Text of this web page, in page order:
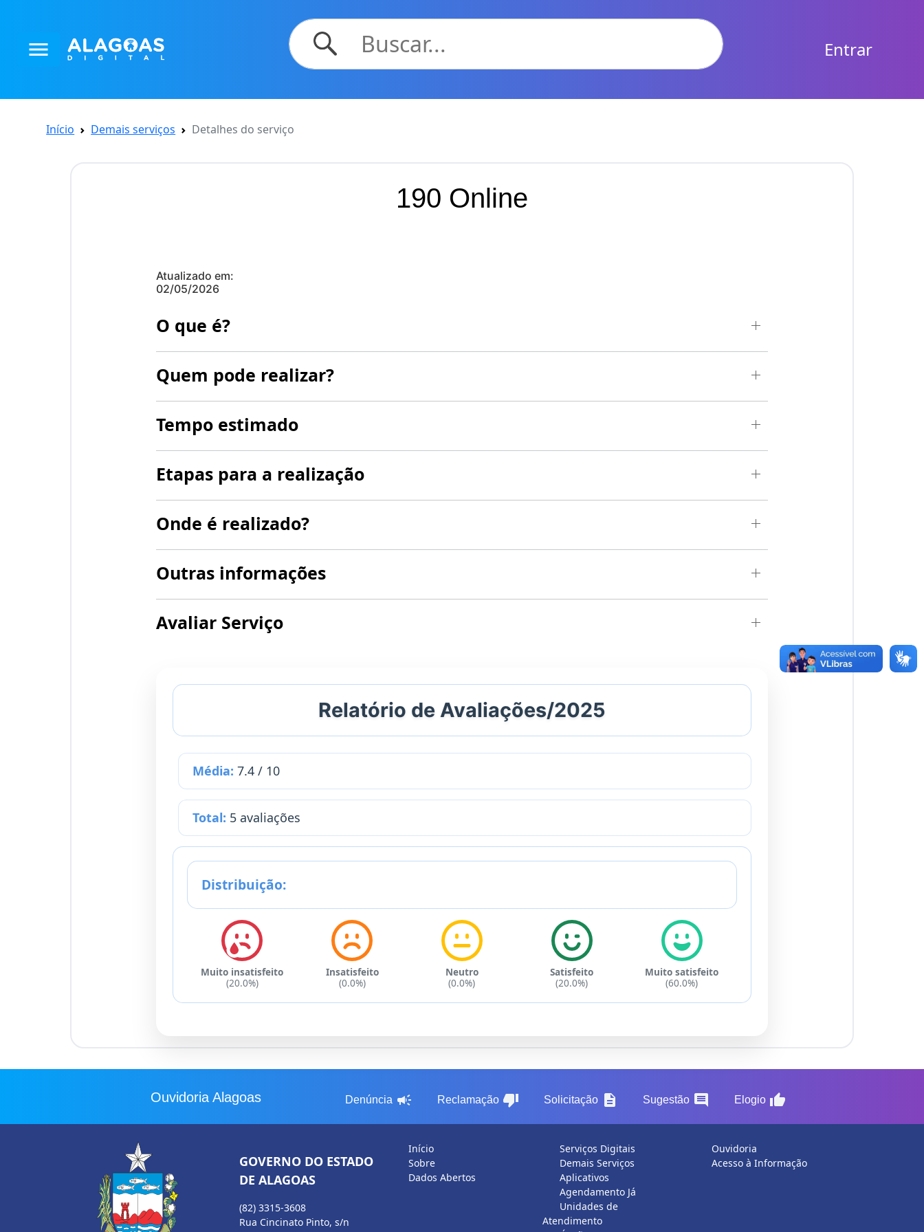
menu Entrar
Início Demais serviços Detalhes do serviço
190 Online
Atualizado em:
02/05/2026
O que é?
Quem pode realizar?
Tempo estimado
Etapas para a realização
Onde é realizado?
Outras informações
Avaliar Serviço
Relatório de Avaliações/2025
Média: 7.4 / 10
Total: 5 avaliações
Distribuição:
Muito insatisfeito
(20.0%)
Insatisfeito
(0.0%)
Neutro
(0.0%)
Satisfeito
(20.0%)
Muito satisfeito
(60.0%)
Ouvidoria Alagoas Denúncia campaign Reclamação thumb_down Solicitação description Sugestão comment Elogio thumb_up
GOVERNO DO ESTADO
DE ALAGOAS
(82) 3315-3608
Rua Cincinato Pinto, s/n
Início
Sobre
Dados Abertos
Serviços Digitais
Demais Serviços
Aplicativos
Agendamento Já
Unidades de
Atendimento
Ouvidoria
Acesso à Informação